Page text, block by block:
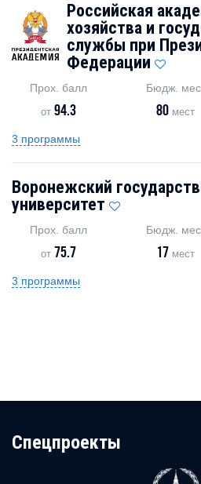
Российская
хозяйства и
службы при
Федерации
Прох. балл
от94.3
Бюдж.
80 мест
3 программы
Воронежский
университет
Прох. балл
от 75.7
Бюдж.
17 мест
3 программы
Cпецпроекты